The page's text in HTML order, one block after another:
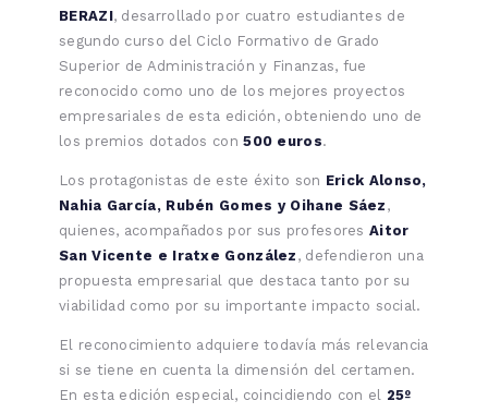
BERAZI, desarrollado por cuatro estudiantes de
segundo curso del Ciclo Formativo de Grado
Superior de Administración y Finanzas, fue
reconocido como uno de los mejores proyectos
empresariales de esta edición, obteniendo uno de
los premios dotados con500 euros.
Los protagonistas de este éxito son Erick Alonso,
Nahia García, Rubén Gomes y Oihane Sáez ,
quienes, acompañados por sus profesoresAitor
San Vicente e Iratxe González , defendieron una
propuesta empresarial que destaca tanto por su
viabilidad como por su importante impacto social.
El reconocimiento adquiere todavía más relevancia
si se tiene en cuenta la dimensión del certamen.
En esta edición especial, coincidiendo con el 25º